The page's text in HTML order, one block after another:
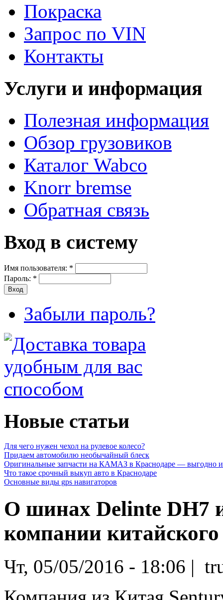
Покраска
Запрос по VIN
Контакты
Услуги и информация
Полезная информация
Обзор грузовиков
Каталог Wabco
Knorr bremse
Обратная связь
Вход в систему
Имя пользователя: *
Пароль: *
Забыли пароль?
Новые статьи
Для чего нужен чехол на рулевое колесо?
Придаем автомобилю необычайный блеск
Оригинальные запчасти на КАМАЗ в Краснодаре — выгодно и
Что такое срочный выкуп авто в Краснодаре
Основные виды gps навигаторов
О шинах Delinte DH7
компании
Чт, 05/05/2016 - 18:06 |